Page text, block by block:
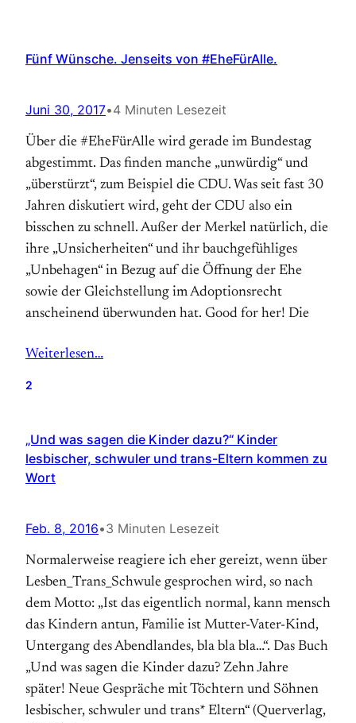
Fünf Wünsche. Jenseits von #EheFürAlle.
Juni 30, 2017•4 Minuten Lesezeit
Über die #EheFürAlle wird gerade im Bundestag
abgestimmt. Das finden manche „unwürdig“ und
„überstürzt“, zum Beispiel die CDU. Was seit fast 30
Jahren diskutiert wird, geht der CDU also ein
bisschen zu schnell. Außer der Merkel natürlich, die
ihre „Unsicherheiten“ und ihr bauchgefühliges
„Unbehagen“ in Bezug auf die Öffnung der Ehe
sowie der Gleichstellung im Adoptionsrecht
anscheinend überwunden hat. Good for her! Die
Weiterlesen…
2
„Und was sagen die Kinder dazu?“ Kinder
lesbischer, schwuler und trans-Eltern kommen zu
Wort
Feb. 8, 2016•3 Minuten Lesezeit
Normalerweise reagiere ich eher gereizt, wenn über
Lesben_Trans_Schwule gesprochen wird, so nach
dem Motto: „Ist das eigentlich normal, kann mensch
das Kindern antun, Familie ist Mutter-Vater-Kind,
Untergang des Abendlandes, bla bla bla…“. Das Buch
„Und was sagen die Kinder dazu? Zehn Jahre
später! Neue Gespräche mit Töchtern und Söhnen
lesbischer, schwuler und trans* Eltern“ (Querverlag,